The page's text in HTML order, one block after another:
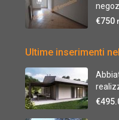
€750
Ultime inserimenti